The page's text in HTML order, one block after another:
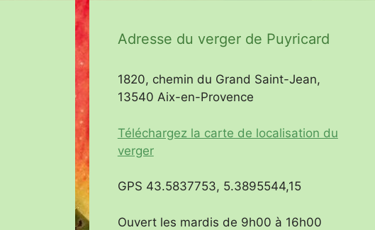
Adresse du verger de Puyricard
1820, chemin du Grand Saint-Jean,
13540 Aix-en-Provence
Téléchargez la carte de localisation du
verger
GPS 43.5837753, 5.3895544,15
Ouvert les mardis de 9h00 à 16h00